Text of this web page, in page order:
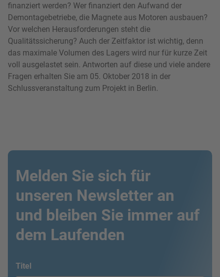
finanziert werden? Wer finanziert den Aufwand der
Demontagebetriebe, die Magnete aus Motoren ausbauen?
Vor welchen Herausforderungen steht die
Qualitätssicherung? Auch der Zeitfaktor ist wichtig, denn
das maximale Volumen des Lagers wird nur für kurze Zeit
voll ausgelastet sein. Antworten auf diese und viele andere
Fragen erhalten Sie am 05. Oktober 2018 in der
Schlussveranstaltung zum Projekt in Berlin.
Melden Sie sich für
unseren Newsletter an
und bleiben Sie immer auf
dem Laufenden
Titel